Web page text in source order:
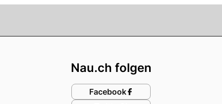
Nau.ch folgen
Facebook